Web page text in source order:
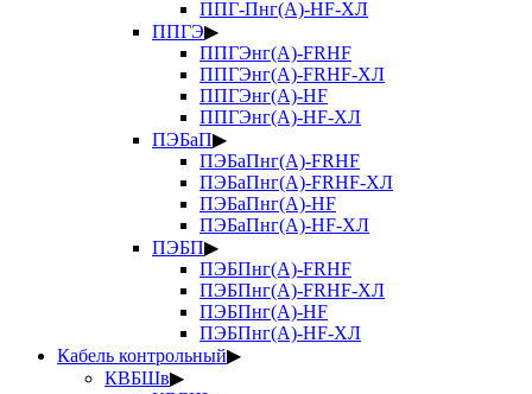
ППГ-Пнг(А)-HF-ХЛ
ППГЭ▶
ППГЭнг(А)-FRHF
ППГЭнг(А)-FRHF-ХЛ
ППГЭнг(А)-HF
ППГЭнг(А)-HF-ХЛ
ПЭБаП▶
ПЭБаПнг(А)-FRHF
ПЭБаПнг(А)-FRHF-ХЛ
ПЭБаПнг(А)-HF
ПЭБаПнг(А)-HF-ХЛ
ПЭБП▶
ПЭБПнг(А)-FRHF
ПЭБПнг(А)-FRHF-ХЛ
ПЭБПнг(А)-HF
ПЭБПнг(А)-HF-ХЛ
Кабель контрольный▶
КВБШв▶